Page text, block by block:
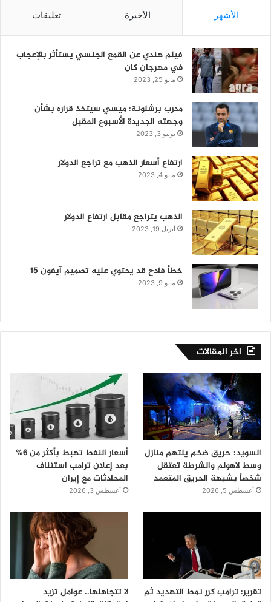
الأشهر الأخيرة تعليقات
فيلم هندي عن القمع الجنسي يستأثر بالإعجاب
في مهرجان كان
مايو 25, 2023
مدرب برشلونة: ميسي سيتخذ قراره بشأن
وجهته الجديدة الأسبوع المقبل
يونيو 3, 2023
ارتفاع أسعار الذهب مع تراجع الدولار
مايو 4, 2023
الذهب يتراجع مقابل ارتفاع الدولار
أبريل 19, 2023
خطأ فادح قد يحتوي عليه تصميم آيفون 15
مايو 9, 2023
اخر المقالات
السويد: حريق ضخم يلتهم منازل
وسط لاهولم والشرطة تعتقل
شخصاً بشبهة الحريق المتعمد
أغسطس 5, 2026
أسعار النفط تهبط بأكثر من 6%
بعد إعلان ترامب استئناف
المحادثات مع إيران
أغسطس 3, 2026
تقرير: ترامب كرر نمط التهديد ثم
لا تتجاهلها.. عوامل تزيد